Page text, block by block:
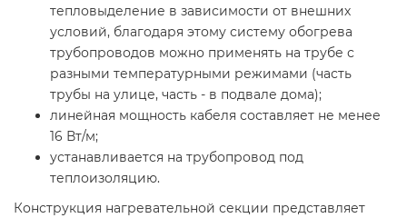
тепловыделение в зависимости от внешних
условий, благодаря этому систему обогрева
трубопроводов можно применять на трубе с
разными температурными режимами (часть
трубы на улице, часть - в подвале дома);
линейная мощность кабеля составляет не менее
16 Вт/м;
устанавливается на трубопровод под
теплоизоляцию.
Конструкция нагревательной секции представляет